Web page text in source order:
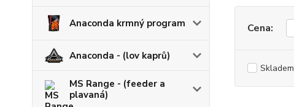
Anaconda krmný program
Anaconda - (lov kaprů)
MS Range - (feeder a
plavaná)
Cena:
Skladem